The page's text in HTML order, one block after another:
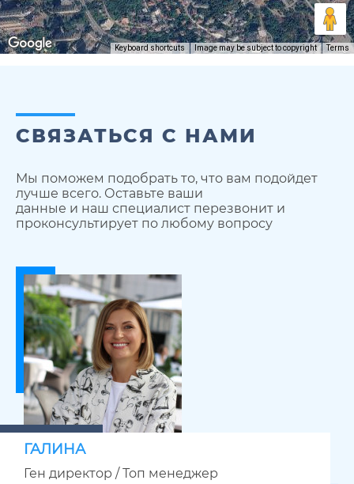
Keyboard shortcuts Image may be subject to copyright Terms
СВЯЗАТЬСЯ С НАМИ
Мы поможем подобрать то, что вам подойдет
лучше всего. Оставьте ваши
данные и наш специалист перезвонит и
проконсультирует по любому вопросу
ГАЛИНА
Ген директор / Топ менеджер